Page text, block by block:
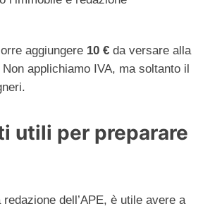
aggiungere 10 € da versare alla
applichiamo IVA, ma soltanto il
utili per preparare
dell’APE, è utile avere a